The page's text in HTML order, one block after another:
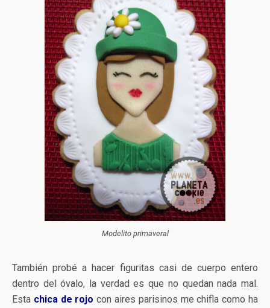
Modelito primaveral
También probé a hacer figuritas casi de cuerpo entero
dentro del óvalo, la verdad es que no quedan nada mal.
Esta chica de rojo con aires parisinos me chifla como ha